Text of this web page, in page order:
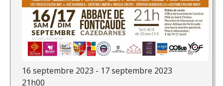
16 septembre 2023 - 17 septembre 2023
21h00